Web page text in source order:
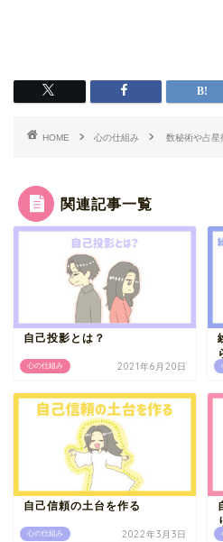
HOME 心の仕組み 数秘術や占星
関連記事一覧
心の仕組み
自己投影とは？
2021年6月20日
心の仕組み
自己信頼の土台を作る
2022年3月3日